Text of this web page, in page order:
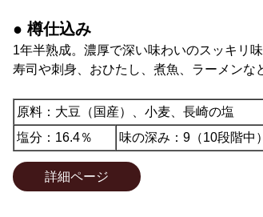
● 樽仕込み
1年半熟成。濃厚で深い味わいのスッキリ味
寿司や刺身、おひたし、煮魚、ラーメンな
原料：大豆（国産）、小麦、長崎の塩
塩分：16.4％
味の深み：9（10段階中）
詳細ページ